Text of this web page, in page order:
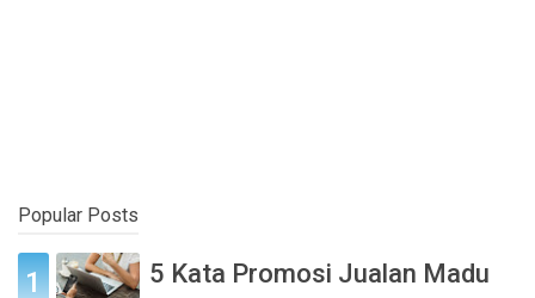
Popular Posts
5 Kata Promosi Jualan Madu